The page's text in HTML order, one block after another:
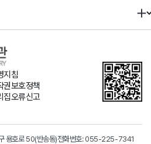
지침
권보호정책
집오류신고
용호로 50(반송동)전화번호:055-225-7341